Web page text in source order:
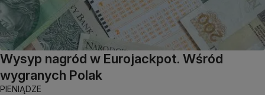
Wysyp nagród w Eurojackpot. Wśród
wygranych Polak
PIENIĄDZE